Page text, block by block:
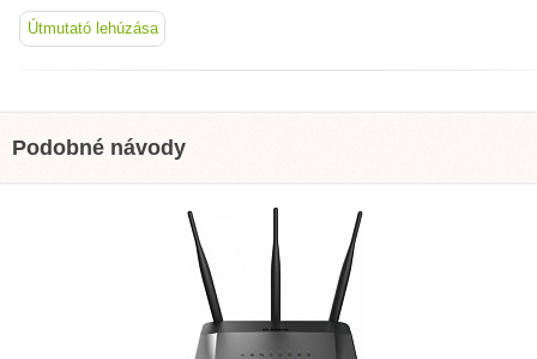
Útmutató lehúzása
Podobné návody